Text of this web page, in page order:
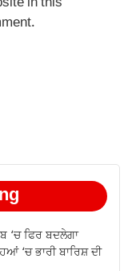
‘ਚ ਫਿਰ ਬਦਲੇਗਾ
‘ਚ ਭਾਰੀ ਬਾਰਿਸ਼ ਦੀ